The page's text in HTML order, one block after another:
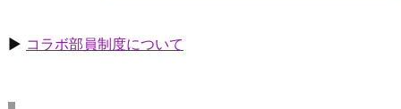
▶ コラボ部員制度について